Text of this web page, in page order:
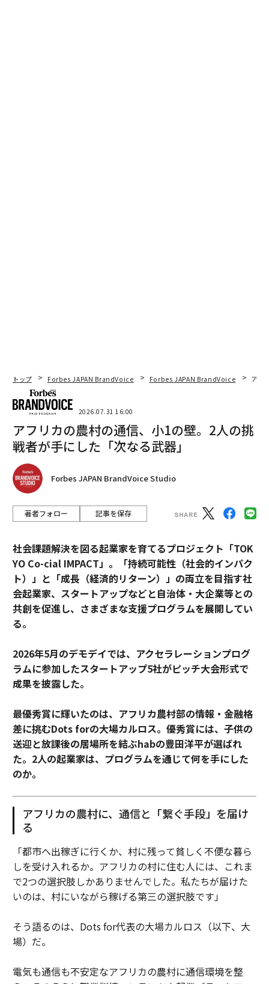
トップ Forbes JAPAN BrandVoice Forbes JAPAN BrandVoice アフ
2026.07.31 16:00
アフリカの農村の通信、小1の壁。2人の挑
戦者が手にした「次なる武器」
Forbes JAPAN BrandVoice Studio
著者フォロー 記事を保存
社会課題解決を図る起業家を育てるプロジェクト「TOK
YO Co-cial IMPACT」。
「持続可能性（社会的インパク
ト）」と「成長（経済的リターン）」の両立を目指す社
会起業家、スタートアップなどと自治体・大企業等との
共創を促進し、さまざまな支援プログラムを展開してい
る。
2026年5月のデモデイでは、アクセラレーションプログ
ラムに参加したスタートアップ5社がピッチ大会形式で
成果を披露した。
最優秀賞に輝いたのは、アフリカ農村部の情報・金融格
差に挑むDots forの大場カルロス。優秀賞には、子供の
送迎と放課後の居場所を結ぶhabの豊田洋平が選ばれ
た。2人の起業家は、プログラムを通じて何を手にした
のか。
アフリカの農村に、通信と「繋ぐ手段」を届け
る
「都市へ出稼ぎに行くか、村に残って貧しく不便な暮ら
しを受け入れるか。アフリカの村に住む人には、これま
で2つの選択肢しかありませんでした。私たちが届けた
いのは、村にいながら稼げる第三の選択肢です」
そう語るのは、Dots for代表の大場カルロス（以下、大
場）だ。
電気も通信も不安定なアフリカの農村に通信環境を整